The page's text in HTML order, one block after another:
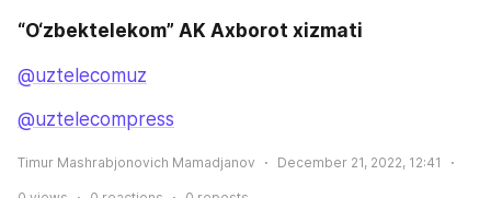
“O‘zbektelekom” AK Axborot xizmati
@uztelecomuz
@uztelecompress
Timur Mashrabjonovich Mamadjanov December 21, 2022, 12:41